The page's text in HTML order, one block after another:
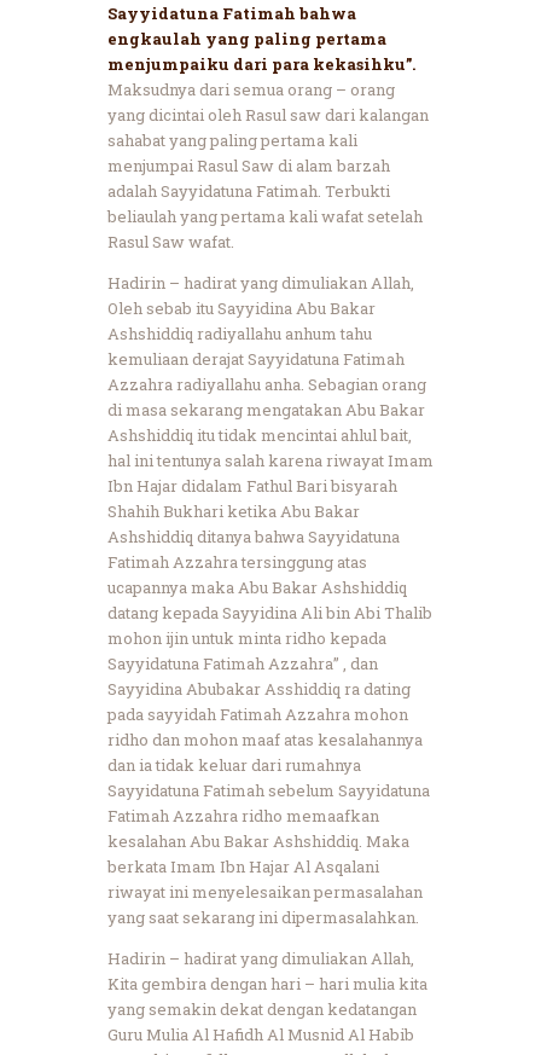
Sayyidatuna Fatimah bahwa
engkaulah yang paling pertama
menjumpaiku dari para kekasihku”.
Maksudnya dari semua orang – orang
yang dicintai oleh Rasul saw dari kalangan
sahabat yang paling pertama kali
menjumpai Rasul Saw di alam barzah
adalah Sayyidatuna Fatimah. Terbukti
beliaulah yang pertama kali wafat setelah
Rasul Saw wafat.
Hadirin – hadirat yang dimuliakan Allah,
Oleh sebab itu Sayyidina Abu Bakar
Ashshiddiq radiyallahu anhum tahu
kemuliaan derajat Sayyidatuna Fatimah
Azzahra radiyallahu anha. Sebagian orang
di masa sekarang mengatakan Abu Bakar
Ashshiddiq itu tidak mencintai ahlul bait,
hal ini tentunya salah karena riwayat Imam
Ibn Hajar didalam Fathul Bari bisyarah
Shahih Bukhari ketika Abu Bakar
Ashshiddiq ditanya bahwa Sayyidatuna
Fatimah Azzahra tersinggung atas
ucapannya maka Abu Bakar Ashshiddiq
datang kepada Sayyidina Ali bin Abi Thalib
mohon ijin untuk minta ridho kepada
Sayyidatuna Fatimah Azzahra” , dan
Sayyidina Abubakar Asshiddiq ra dating
pada sayyidah Fatimah Azzahra mohon
ridho dan mohon maaf atas kesalahannya
dan ia tidak keluar dari rumahnya
Sayyidatuna Fatimah sebelum Sayyidatuna
Fatimah Azzahra ridho memaafkan
kesalahan Abu Bakar Ashshiddiq. Maka
berkata Imam Ibn Hajar Al Asqalani
riwayat ini menyelesaikan permasalahan
yang saat sekarang ini dipermasalahkan.
Hadirin – hadirat yang dimuliakan Allah,
Kita gembira dengan hari – hari mulia kita
yang semakin dekat dengan kedatangan
Guru Mulia Al Hafidh Al Musnid Al Habib